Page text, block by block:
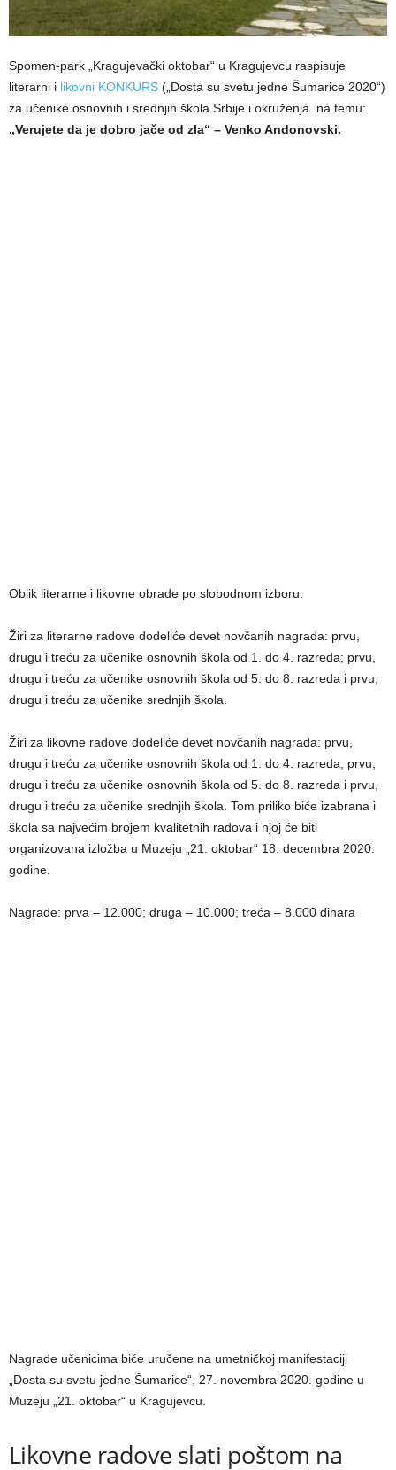
Spomen-park „Kragujevački oktobar“ u Kragujevcu raspisuje
literarni i likovni KONKURS („Dosta su svetu jedne Šumarice 2020“)
za učenike osnovnih i srednjih škola Srbije i okruženja na temu:
„Verujete da je dobro jače od zla“ – Venko Andonovski.
Oblik literarne i likovne obrade po slobodnom izboru.
Žiri za literarne radove dodeliće devet novčanih nagrada: prvu,
drugu i treću za učenike osnovnih škola od 1. do 4. razreda; prvu,
drugu i treću za učenike osnovnih škola od 5. do 8. razreda i prvu,
drugu i treću za učenike srednjih škola.
Žiri za likovne radove dodeliće devet novčanih nagrada: prvu,
drugu i treću za učenike osnovnih škola od 1. do 4. razreda, prvu,
drugu i treću za učenike osnovnih škola od 5. do 8. razreda i prvu,
drugu i treću za učenike srednjih škola. Tom priliko biće izabrana i
škola sa najvećim brojem kvalitetnih radova i njoj će biti
organizovana izložba u Muzeju „21. oktobar“ 18. decembra 2020.
godine.
Nagrade: prva – 12.000; druga – 10.000; treća – 8.000 dinara
Nagrade učenicima biće uručene na umetničkoj manifestaciji
„Dosta su svetu jedne Šumarice“, 27. novembra 2020. godine u
Muzeju „21. oktobar“ u Kragujevcu.
Likovne radove slati poštom na